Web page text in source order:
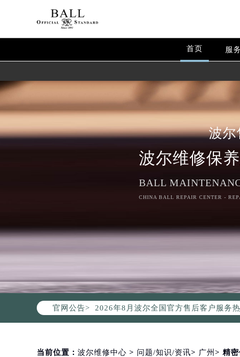
首页 服
波尔
波尔维修保
BALL
CHINA BALL REPAIR CENTER -
官网公告>
2026年8月波尔中国区售后服务网络优
2026年8月波尔全国官方售后客户服务
波尔官方全国统一服务热线400-006-
2026年8月波尔售后服务中心最新网点
北京市东城区东长安街1号东方广场写
当前位置： 波尔维修中心 > 问题/知识/资讯> 广州 > 精